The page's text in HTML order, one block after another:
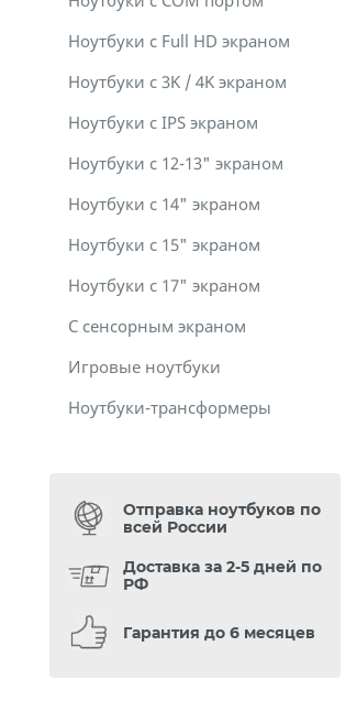
Ноутбуки с Full HD экраном
Ноутбуки с 3K / 4K экраном
Ноутбуки с IPS экраном
Ноутбуки с 12-13" экраном
Ноутбуки с 14" экраном
Ноутбуки с 15" экраном
Ноутбуки с 17" экраном
С сенсорным экраном
Игровые ноутбуки
Ноутбуки-трансформеры
Отправка ноутбуков по
всей России
Доставка за 2-5 дней по
РФ
Гарантия до 6 месяцев